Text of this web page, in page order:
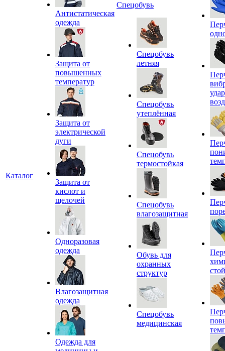
Каталог
Антистатическая
одежда
Защита от
повышенных
температур
Защита от
электрической
дуги
Защита от
кислот и
щелочей
Одноразовая
одежда
Влагозащитная
одежда
Одежда для
Спецобувь
Спецобувь
летняя
Спецобувь
утеплённая
Спецобувь
термостойкая
Спецобувь
влагозащитная
Обувь для
охранных
структур
Спецобувь
медицинская